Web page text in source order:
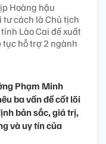
Hoàng hậu
cách là Chủ tịch
Lào Cai đề xuất
tục hỗ trợ 2 ngành
Phạm Minh
ba vấn đề cốt lõi
bản sắc, giá trị,
và uy tín của